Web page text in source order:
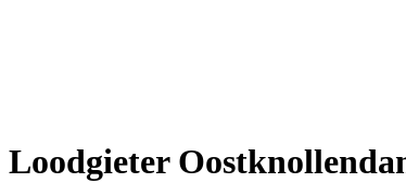
Loodgieter